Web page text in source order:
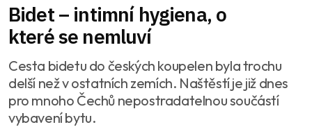
Bidet – intimní hygiena, o
které se nemluví
Cesta bidetu do českých koupelen byla trochu
delší než v ostatních zemích. Naštěstí je již dnes
pro mnoho Čechů nepostradatelnou součástí
vybavení bytu.